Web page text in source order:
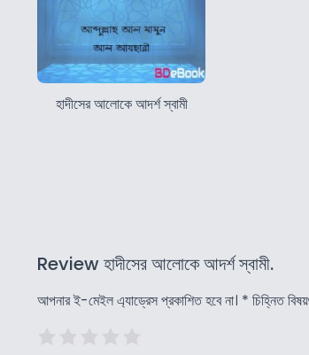
হাদীসের আলোকে আদর্শ স্বামী
Review হাদীসের আলোকে আদর্শ স্বামী.
আপনার ই-মেইল এ্যাড্রেস প্রকাশিত হবে না। * চিহ্নিত